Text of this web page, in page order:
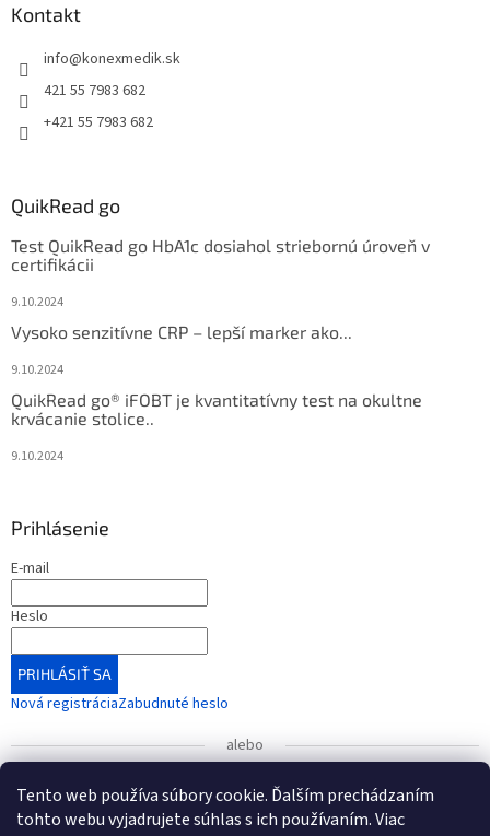
Tento web používa súbory cookie. Ďalším prechádzaním
tohto webu vyjadrujete súhlas s ich používaním. Viac
Kontakt
info@konexmedik.sk
421 55 7983 682
+421 55 7983 682
QuikRead go
Test QuikRead go HbA1c dosiahol striebornú úroveň v
certifikácii
9.10.2024
Vysoko senzitívne CRP – lepší marker ako...
9.10.2024
QuikRead go® iFOBT je kvantitatívny test na okultne
krvácanie stolice..
9.10.2024
Prihlásenie
E-mail
Heslo
PRIHLÁSIŤ SA
Nová registráciaZabudnuté heslo
alebo
Prihlásiť sa cez Google